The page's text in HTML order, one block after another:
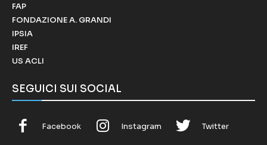
FAP
FONDAZIONE A. GRANDI
IPSIA
IREF
US ACLI
SEGUICI SUI SOCIAL
Facebook Instagram Twitter